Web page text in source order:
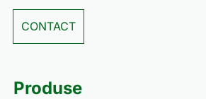
CONTACT
Produse